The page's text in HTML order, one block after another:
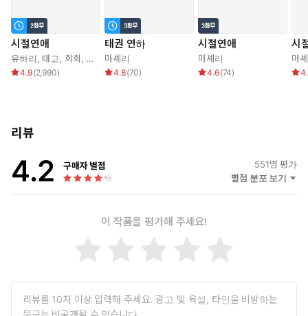
시절연애
유하리 ,태고 희희 마셰리
4.9(2,990)
태권 연하
마셰리
4.8(70)
시절연애
마셰리
4.6(74)
시
마
리뷰
4.2 구매자 별점 551명 평가
별점 분포 보기
이 작품을 평가해 주세요!